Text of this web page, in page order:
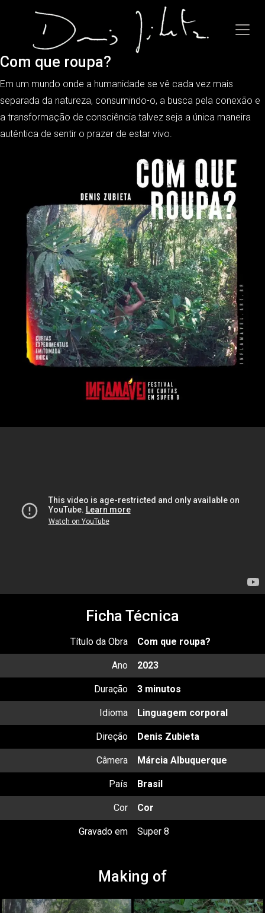
Com que roupa?
Em um mundo onde a humanidade se vê cada vez mais
separada da natureza, consumindo-o, a busca pela conexão e
a transformação de consciência talvez seja a única maneira
autêntica de sentir o prazer de estar vivo.
Ficha Técnica
Título da Obra Com que roupa?
Ano 2023
Duração 3 minutos
Idioma Linguagem corporal
Direção Denis Zubieta
Câmera Márcia Albuquerque
País Brasil
Cor Cor
Gravado em Super 8
Making of